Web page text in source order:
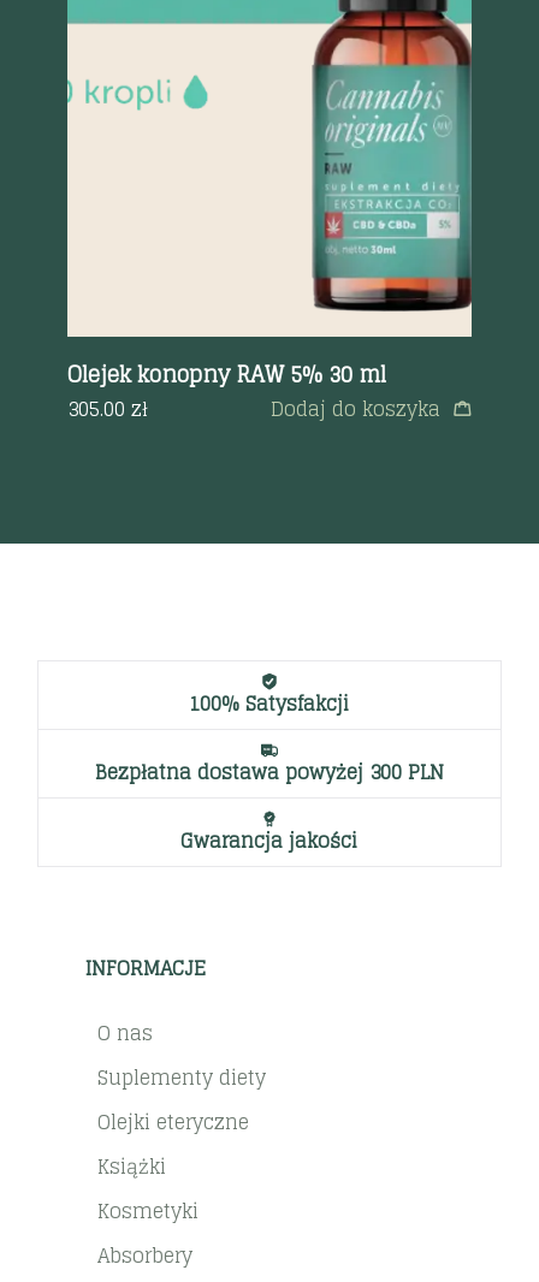
Olejek konopny RAW 5% 30 ml
305.00zł Dodaj do koszyka
100% Satysfakcji
Bezpłatna dostawa powyżej 300 PLN
Gwarancja jakości
INFORMACJE
O nas
Suplementy diety
Olejki eteryczne
Książki
Kosmetyki
Absorbery